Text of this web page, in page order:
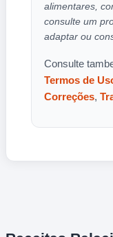
alimentares,
consulte um
adaptar ou
Consulte
Termos de
Correções,